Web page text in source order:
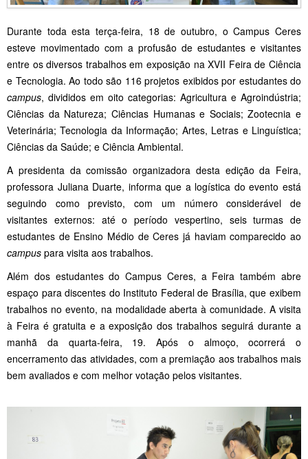
Durante toda esta terça-feira, 18 de outubro, o Campus Ceres
esteve movimentado com a profusão de estudantes e visitantes
entre os diversos trabalhos em exposição na XVII Feira de Ciência
e Tecnologia. Ao todo são 116 projetos exibidos por estudantes do
campus, divididos em oito categorias: Agricultura e Agroindústria;
Ciências da Natureza; Ciências Humanas e Sociais; Zootecnia e
Veterinária; Tecnologia da Informação; Artes, Letras e Linguística;
Ciências da Saúde; e Ciência Ambiental.
A presidenta da comissão organizadora desta edição da Feira,
professora Juliana Duarte, informa que a logística do evento está
seguindo como previsto, com um número considerável de
visitantes externos: até o período vespertino, seis turmas de
estudantes de Ensino Médio de Ceres já haviam comparecido ao
campus para visita aos trabalhos.
Além dos estudantes do Campus Ceres, a Feira também abre
espaço para discentes do Instituto Federal de Brasília, que exibem
trabalhos no evento, na modalidade aberta à comunidade. A visita
à Feira é gratuita e a exposição dos trabalhos seguirá durante a
manhã da quarta-feira, 19. Após o almoço, ocorrerá o
encerramento das atividades, com a premiação aos trabalhos mais
bem avaliados e com melhor votação pelos visitantes.